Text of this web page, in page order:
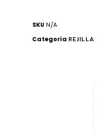
SKU N/A
CategoríaREJILLA